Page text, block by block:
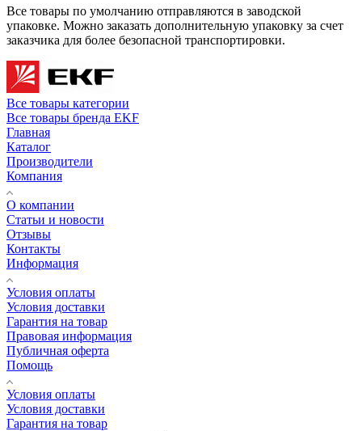
Все товары по умолчанию отправляются в заводской
упаковке. Можно заказать дополнительную упаковку за счет
заказчика для более безопасной транспортировки.
Все товары категории
Все товары бренда EKF
Главная
Каталог
Производители
Компания
О компании
Статьи и новости
Отзывы
Контакты
Информация
Условия оплаты
Условия доставки
Гарантия на товар
Правовая информация
Публичная оферта
Помощь
Условия оплаты
Условия доставки
Гарантия на товар